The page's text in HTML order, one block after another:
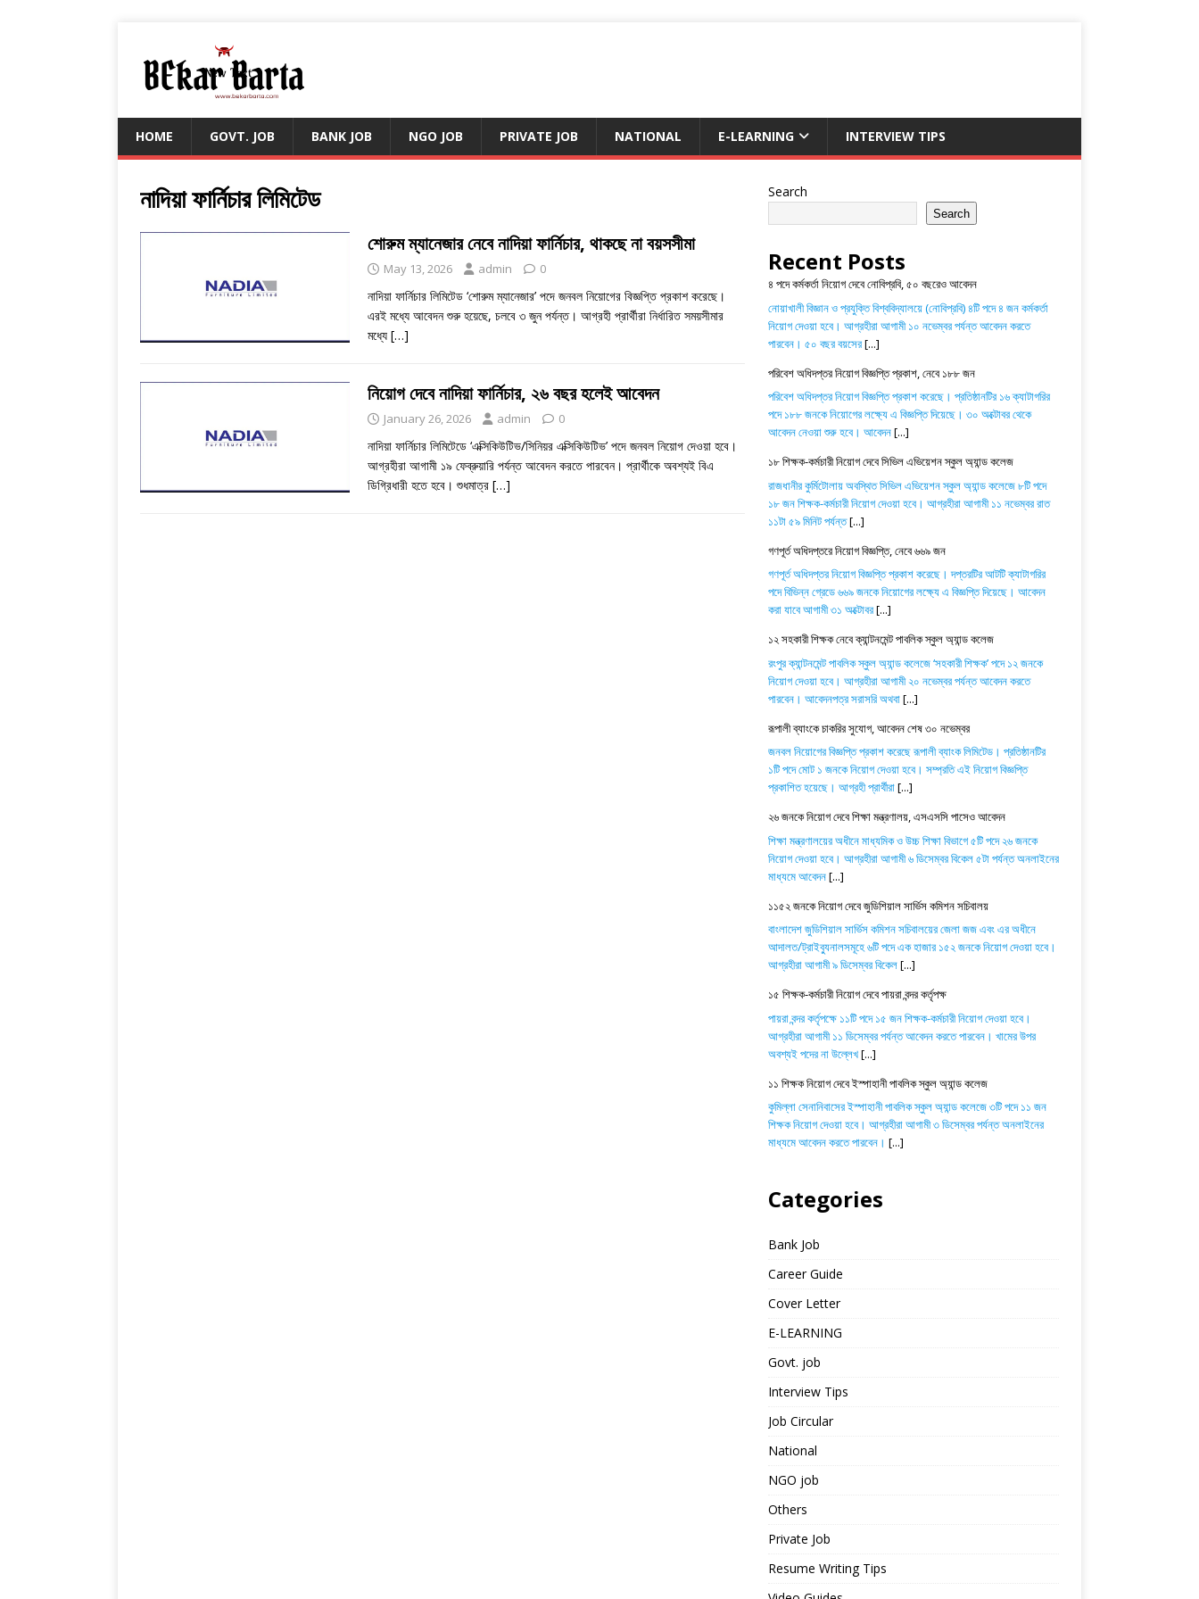
HOME GOVT. JOB BANK JOB NGO JOB PRIVATE JOB NATIONAL E-LEARNING INTERVIEW TIPS
নাদিয়া ফার্নিচার লিমিটেড
শোরুম ম্যানেজার নেবে নাদিয়া ফার্নিচার, থাকছে না বয়সসীমা
May 13, 2026 admin 0
নাদিয়া ফার্নিচার লিমিটেড ‘শোরুম ম্যানেজার’ পদে জনবল নিয়োগের বিজ্ঞপ্তি প্রকাশ করেছে।
এরই মধ্যে আবেদন শুরু হয়েছে, চলবে ৩ জুন পর্যন্ত। আগ্রহী প্রার্থীরা নির্ধারিত সময়সীমার
মধ্যে […]
নিয়োগ দেবে নাদিয়া ফার্নিচার, ২৬ বছর হলেই আবেদন
January 26, 2026 admin 0
নাদিয়া ফার্নিচার লিমিটেডে ‘এক্সিকিউটিভ/সিনিয়র এক্সিকিউটিভ’ পদে জনবল নিয়োগ দেওয়া হবে।
আগ্রহীরা আগামী ১৯ ফেব্রুয়ারি পর্যন্ত আবেদন করতে পারবেন। প্রার্থীকে অবশ্যই বিএ
ডিগ্রিধারী হতে হবে। শুধমাত্র […]
Search
Search
Recent Posts
৪ পদে কর্মকর্তা নিয়োগ দেবে নোবিপ্রবি, ৫০ বছরেও আবেদন
নোয়াখালী বিজ্ঞান ও প্রযুক্তি বিশ্ববিদ্যালয়ে (নোবিপ্রবি) ৪টি পদে ৪ জন কর্মকর্তা
নিয়োগ দেওয়া হবে। আগ্রহীরা আগামী ১০ নভেম্বর পর্যন্ত আবেদন করতে
পারবেন। ৫০ বছর বয়সের[...]
পরিবেশ অধিদপ্তর নিয়োগ বিজ্ঞপ্তি প্রকাশ, নেবে ১৮৮ জন
পরিবেশ অধিদপ্তর নিয়োগ বিজ্ঞপ্তি প্রকাশ করেছে। প্রতিষ্ঠানটির ১৬ ক্যাটাগরির
পদে ১৮৮ জনকে নিয়োগের লক্ষ্যে এ বিজ্ঞপ্তি দিয়েছে। ৩০ অক্টোবর থেকে
আবেদন নেওয়া শুরু হবে। আবেদন[...]
১৮ শিক্ষক-কর্মচারী নিয়োগ দেবে সিভিল এভিয়েশন স্কুল অ্যান্ড কলেজ
রাজধানীর কুর্মিটোলায় অবস্থিত সিভিল এভিয়েশন স্কুল অ্যান্ড কলেজে ৮টি পদে
১৮ জন শিক্ষক-কর্মচারী নিয়োগ দেওয়া হবে। আগ্রহীরা আগামী ১১ নভেম্বর রাত
১১টা ৫৯ মিনিট পর্যন্ত[...]
গণপূর্ত অধিদপ্তরে নিয়োগ বিজ্ঞপ্তি, নেবে ৬৬৯ জন
গণপূর্ত অধিদপ্তর নিয়োগ বিজ্ঞপ্তি প্রকাশ করেছে। দপ্তরটির আটটি ক্যাটাগরির
পদে বিভিন্ন গ্রেডে ৬৬৯ জনকে নিয়োগের লক্ষ্যে এ বিজ্ঞপ্তি দিয়েছে। আবেদন
করা যাবে আগামী ৩১ অক্টোবর[...]
১২ সহকারী শিক্ষক নেবে ক্যান্টনমেন্ট পাবলিক স্কুল অ্যান্ড কলেজ
রংপুর ক্যান্টনমেন্ট পাবলিক স্কুল অ্যান্ড কলেজে ‘সহকারী শিক্ষক’ পদে ১২ জনকে
নিয়োগ দেওয়া হবে। আগ্রহীরা আগামী ২০ নভেম্বর পর্যন্ত আবেদন করতে
পারবেন। আবেদনপত্র সরাসরি অথবা[...]
রূপালী ব্যাংকে চাকরির সুযোগ, আবেদন শেষ ৩০ নভেম্বর
জনবল নিয়োগের বিজ্ঞপ্তি প্রকাশ করেছে রূপালী ব্যাংক লিমিটেড। প্রতিষ্ঠানটির
১টি পদে মোট ১ জনকে নিয়োগ দেওয়া হবে। সম্প্রতি এই নিয়োগ বিজ্ঞপ্তি
প্রকাশিত হয়েছে। আগ্রহী প্রার্থীরা[...]
২৬ জনকে নিয়োগ দেবে শিক্ষা মন্ত্রণালয়, এসএসসি পাসেও আবেদন
শিক্ষা মন্ত্রণালয়ের অধীনে মাধ্যমিক ও উচ্চ শিক্ষা বিভাগে ৫টি পদে ২৬ জনকে
নিয়োগ দেওয়া হবে। আগ্রহীরা আগামী ৬ ডিসেম্বর বিকেল ৫টা পর্যন্ত অনলাইনের
মাধ্যমে আবেদন[...]
১১৫২ জনকে নিয়োগ দেবে জুডিশিয়াল সার্ভিস কমিশন সচিবালয়
বাংলাদেশ জুডিশিয়াল সার্ভিস কমিশন সচিবালয়ের জেলা জজ এবং এর অধীনে
আদালত/ট্রাইব্যুনালসমূহে ৬টি পদে এক হাজার ১৫২ জনকে নিয়োগ দেওয়া হবে।
আগ্রহীরা আগামী ৯ ডিসেম্বর বিকেল[...]
১৫ শিক্ষক-কর্মচারী নিয়োগ দেবে পায়রা বন্দর কর্তৃপক্ষ
পায়রা বন্দর কর্তৃপক্ষে ১১টি পদে ১৫ জন শিক্ষক-কর্মচারী নিয়োগ দেওয়া হবে।
আগ্রহীরা আগামী ১১ ডিসেম্বর পর্যন্ত আবেদন করতে পারবেন। খামের উপর
অবশ্যই পদের না উল্লেখ[...]
১১ শিক্ষক নিয়োগ দেবে ইস্পাহানী পাবলিক স্কুল অ্যান্ড কলেজ
কুমিল্লা সেনানিবাসের ইস্পাহানী পাবলিক স্কুল অ্যান্ড কলেজে ৩টি পদে ১১ জন
শিক্ষক নিয়োগ দেওয়া হবে। আগ্রহীরা আগামী ৩ ডিসেম্বর পর্যন্ত অনলাইনের
মাধ্যমে আবেদন করতে পারবেন। [...]
Categories
Bank Job
Career Guide
Cover Letter
E-LEARNING
Govt. job
Interview Tips
Job Circular
National
NGO job
Others
Private Job
Resume Writing Tips